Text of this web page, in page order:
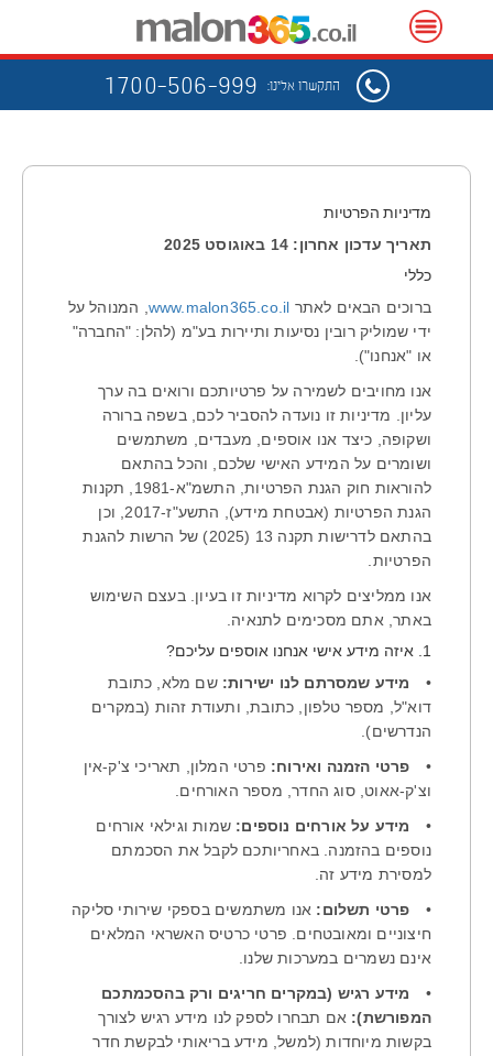
התקשרו אלינו: 1700-506-999
מדיניות הפרטיות
תאריך עדכון אחרון: 14 באוגוסט 2025
כללי
ברוכים הבאים לאתר www.malon365.co.il , המנוהל על
ידי שמוליק רובין נסיעות ותיירות בע"מ (להלן: "החברה"
או "אנחנו").
אנו מחויבים לשמירה על פרטיותכם ורואים בה ערך
עליון. מדיניות זו נועדה להסביר לכם, בשפה ברורה
ושקופה, כיצד אנו אוספים, מעבדים, משתמשים
ושומרים על המידע האישי שלכם, והכל בהתאם
להוראות חוק הגנת הפרטיות, התשמ"א-1981, תקנות
הגנת הפרטיות (אבטחת מידע), התשע"ז-2017, וכן
בהתאם לדרישות תקנה 13 (2025) של הרשות להגנת
הפרטיות.
אנו ממליצים לקרוא מדיניות זו בעיון. בעצם השימוש
באתר, אתם מסכימים לתנאיה.
1. איזה מידע אישי אנחנו אוספים עליכם?
•
מידע שמסרתם לנו ישירות: שם מלא, כתובת
דוא"ל, מספר טלפון, כתובת, ותעודת זהות (במקרים
הנדרשים).
•
פרטי הזמנה ואירוח: פרטי המלון, תאריכי צ'ק-אין
וצ'ק-אאוט, סוג החדר, מספר האורחים.
•
מידע על אורחים נוספים: שמות וגילאי אורחים
נוספים בהזמנה. באחריותכם לקבל את הסכמתם
למסירת מידע זה.
•
פרטי תשלום: אנו משתמשים בספקי שירותי סליקה
חיצוניים ומאובטחים. פרטי כרטיס האשראי המלאים
אינם נשמרים במערכות שלנו.
•
מידע רגיש (במקרים חריגים ורק בהסכמתכם
המפורשת): אם תבחרו לספק לנו מידע רגיש לצורך
בקשות מיוחדות (למשל, מידע בריאותי לבקשת חדר